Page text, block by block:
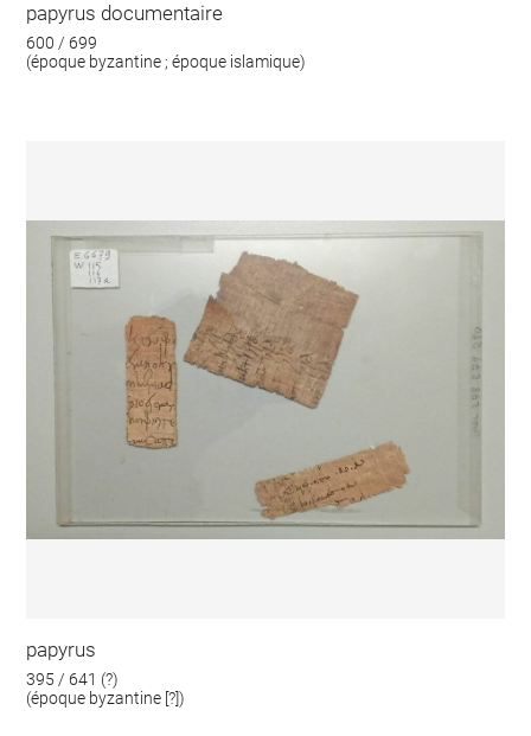
papyrus documentaire
600 / 699
(époque byzantine ; époque islamique)
papyrus
395 / 641 (?)
(époque byzantine [?])